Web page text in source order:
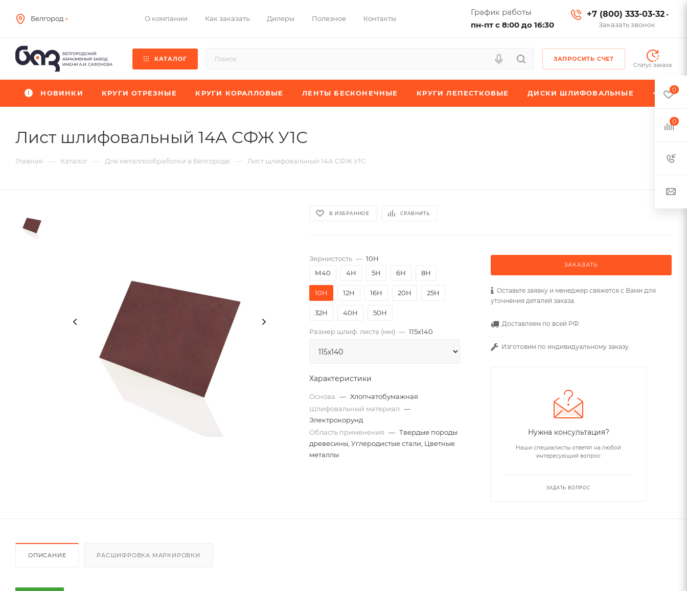
Белгород О компании Как заказать Дилеры Полезное Контакты
График работы
пн-пт с 8:00 до 16:30
+7 (800) 333-03-32
Заказать звонок
КАТАЛОГ
ЗАПРОСИТЬ СЧЕТ
Статус заказа
НОВИНКИ КРУГИ ОТРЕЗНЫЕ КРУГИ КОРАЛЛОВЫЕ ЛЕНТЫ БЕСКОНЕЧНЫЕ КРУГИ ЛЕПЕСТКОВЫЕ ДИСКИ ШЛИФОВАЛЬНЫЕ
Лист шлифовальный 14А СФЖ У1С
Главная — Каталог — Для металлообработки в Белгороде — Лист шлифовальный 14А СФЖ У1С
В ИЗБРАННОЕ СРАВНИТЬ
Зернистость — 10Н
М40
4Н 5Н 6Н 8Н
10Н 12Н 16Н 20Н 25Н
32Н 40Н 50Н
Размер шлиф. листа (мм) — 115х140
Характеристики
Основа — Хлопчатобумажная
Шлифовальный материал —
Электрокорунд
Область применения — Твердые породы
древесины, Углеродистые стали, Цветные
металлы
ЗАКАЗАТЬ
Оставьте заявку и менеджер свяжется с Вами для
уточнения деталей заказа.
Доставляем по всей РФ.
Изготовим по индивидуальному заказу.
Нужна консультация?
Наши специалисты ответят на любой
интересующий вопрос
ЗАДАТЬ ВОПРОС
ОПИСАНИЕ РАСШИФРОВКА МАРКИРОВКИ
0
0